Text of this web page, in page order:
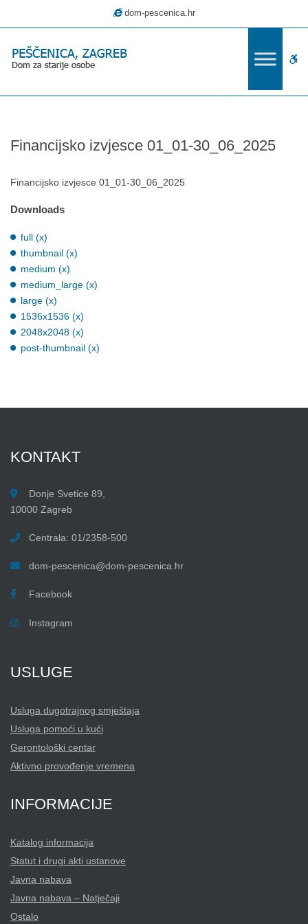
01_01-
30_06_2025
dom-pescenica.hr
Financijsko izvjesce 01_01-30_06_2025
Financijsko izvjesce 01_01-30_06_2025
Downloads
full (x)
thumbnail (x)
medium (x)
medium_large (x)
large (x)
1536x1536 (x)
2048x2048 (x)
post-thumbnail (x)
KONTAKT
Donje Svetice 89,
10000 Zagreb
Centrala: 01/2358-500
dom-pescenica@dom-pescenica.hr
Facebook
Instagram
USLUGE
Usluga dugotrajnog smještaja
Usluga pomoći u kući
Gerontološki centar
Aktivno provođenje vremena
INFORMACIJE
Katalog informacija
Statut i drugi akti ustanove
Javna nabava
Javna nabava – Natječaji
Ostalo